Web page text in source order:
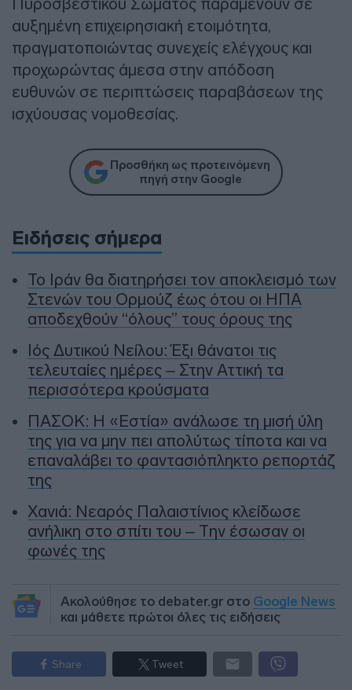
αυξημένη επιχειρησιακή ετοιμότητα,
πραγματοποιώντας συνεχείς ελέγχους και
προχωρώντας άμεσα στην απόδοση
ευθυνών σε περιπτώσεις παραβάσεων της
ισχύουσας νομοθεσίας.
Προσθήκη ως προτεινόμενη
πηγή στην Google
Ειδήσεις σήμερα
To Ιράν θα διατηρήσει τον αποκλεισμό των
Στενών του Ορμούζ έως ότου οι ΗΠΑ
αποδεχθούν “όλους” τους όρους της
Ιός Δυτικού Νείλου: Έξι θάνατοι τις
τελευταίες ημέρες – Στην Αττική τα
περισσότερα κρούσματα
ΠΑΣΟΚ: Η «Εστία» ανάλωσε τη μισή ύλη
της για να μην πει απολύτως τίποτα και να
επαναλάβει το φαντασιόπληκτο ρεπορτάζ
της
Χανιά: Νεαρός Παλαιστίνιος κλείδωσε
ανήλικη στο σπίτι του – Την έσωσαν οι
φωνές της
Ακολούθησε το debater.gr στο Google News
και μάθετε πρώτοι όλες τις ειδήσεις
Share Tweet